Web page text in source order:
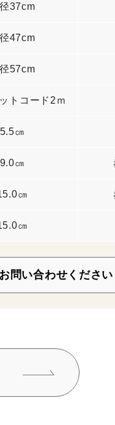
37cm
47cm
57cm
トコード2ｍ
5.5㎝
9.0㎝
㎝
㎝
お問い合わせください